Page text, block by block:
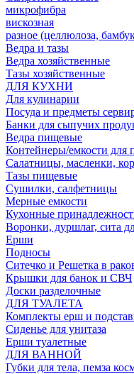
микрофибра
вискозная
разное (целлюлоза,
Ведра и тазы
Ведра хозяйственные
Тазы хозяйственные
ДЛЯ КУХНИ
Для кулинарии
Посуда и предметы
Банки для сыпучих
Ведра пищевые
Контейнеры/емкости для
Салатницы, масленки,
Тазы пищевые
Сушилки, салфетницы
Мерные емкости
Кухонные
Воронки, дуршлаг, сита
Ерши
Подносы
Ситечко и Решетка в
Крышки для банок и СВЧ
Доски разделочные
ДЛЯ ТУАЛЕТА
Комплекты ерш и
Сиденье для унитаза
Ерши туалетные
ДЛЯ ВАННОЙ
Губки для тела, пемза